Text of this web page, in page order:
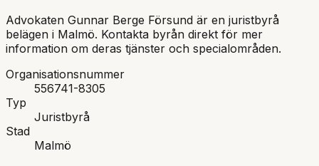
Advokaten Gunnar Berge Försund är en juristbyrå
belägen i Malmö. Kontakta byrån direkt för mer
information om deras tjänster och specialområden.
Organisationsnummer
556741-8305
Typ
Juristbyrå
Stad
Malmö